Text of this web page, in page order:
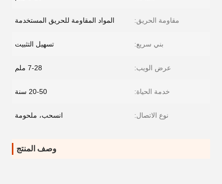
مقاومة الحريق: المواد المقاومة للحريق المستخدمة
بني سريع: تسهيل التثبيت
عرض الويب: 7-28 ملم
خدمة الحياة: 20-50 سنة
نوع الاتصال: انسحب، ملحومة
وصف المنتج